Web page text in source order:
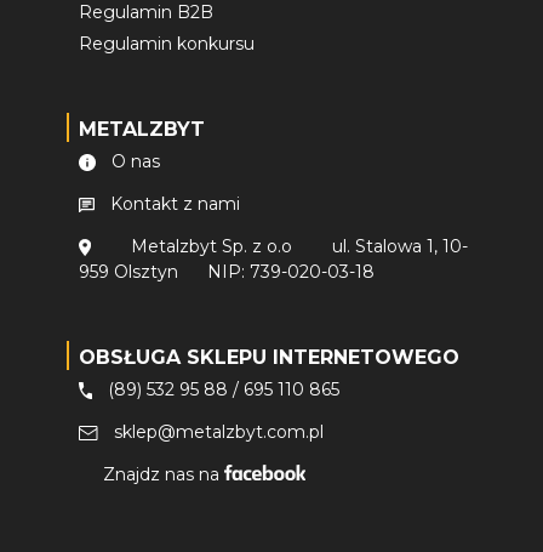
Regulamin B2B
Regulamin konkursu
METALZBYT
O nas
Kontakt z nami
Metalzbyt Sp. z o.o
ul. Stalowa 1, 10-
959 Olsztyn
NIP: 739-020-03-18
OBSŁUGA SKLEPU INTERNETOWEGO
(89) 532 95 88 / 695 110 865
sklep@metalzbyt.com.pl
Znajdz nas na